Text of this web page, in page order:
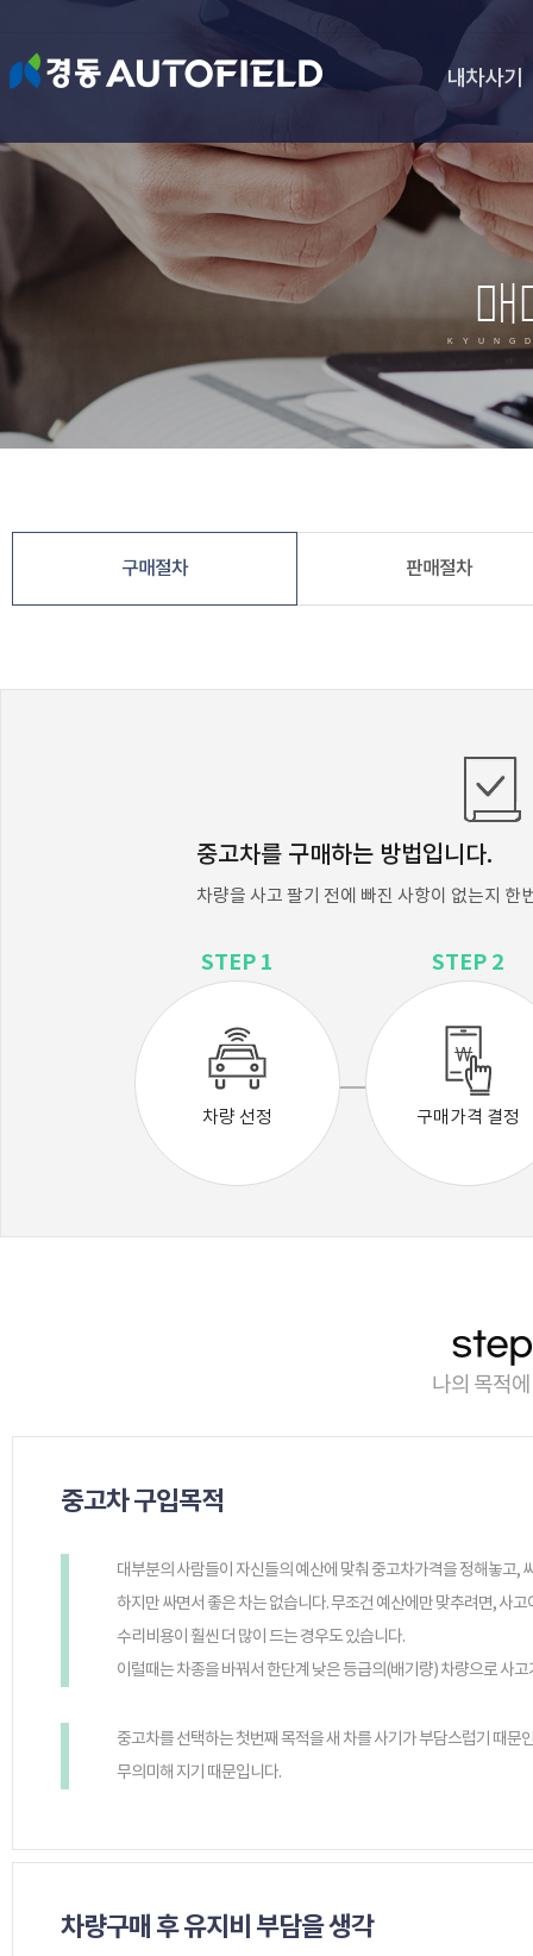
내차사기
매
구매절차 판매절차
중고차를 구매하는 방법입니다.
차량을 사고 팔기 전에 빠진 사항이 없는지 한
STEP 1
차량 선정
STEP 2
구매가격 결정
step
나의 목적
중고차 구입목적
대부분의 사람들이 자신들의 예산에 맞춰 중고차가격을 정해놓고,
하지만 싸면서 좋은 차는 없습니다. 무조건 예산에만 맞추려면, 사
수리비용이 훨씬 더 많이 드는 경우도 있습니다.
이럴때는 차종을 바꿔서 한단계 낮은 등급의(배기량) 차량으로 사
중고차를 선택하는 첫번째 목적을 새 차를 사기가 부담스럽기 때문
무의미해 지기 때문입니다.
차량구매 후 유지비 부담을 생각